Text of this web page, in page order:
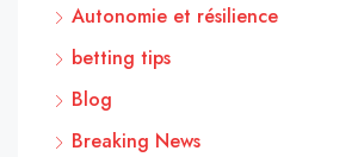
Autonomie et résilience
betting tips
Blog
Breaking News